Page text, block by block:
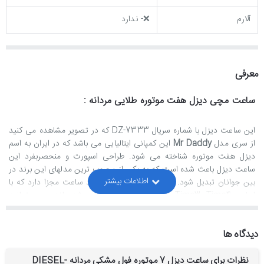
آلارم ❌- ندارد
معرفی
ساعت مچی دیزل هفت موتوره طلایی مردانه :
این ساعت دیزل با شماره سریال DZ-7333 که در تصویر مشاهده می کنید
از سری مدلMr Daddy این کمپانی ایتالیایی می باشد که در ایران به اسم
دیزل هفت موتوره شناخته می شود. طراحی اسپورت و منحصربفرد این
ساعت دیزل باعث شده است که به یکی از محبوب ترین مدلهای این برند در
بین جوانان تبدیل شود. این ساعت دیزل چهار عدد ساعت مجزا دارد که با
Time1, Time2, Time3, Time4مشخص شده اند و می توانید
جداگانانه با پیچ تنظیم مربوطه قابل تنظیم هستند. علاوه بر این چهارتا
کرنوگراف است و بخاطر این هفت تا موتور این ساعت به دیزل هفت موتوره
دیدگاه ها
نظرات برای ساعت دیزل 7 موتوره فول مشکی مردانه DIESEL-